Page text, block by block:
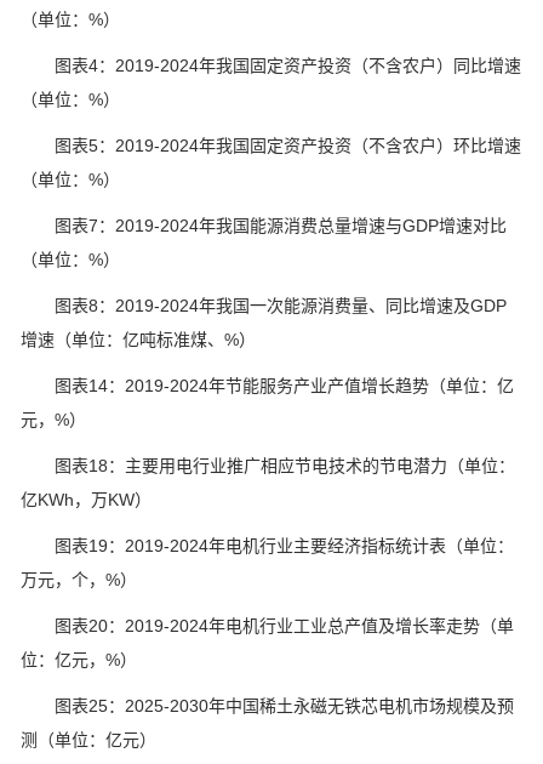
（单位：%）
图表4：2019-2024年我国固定资产投资（不含农户）同比增速
（单位：%）
图表5：2019-2024年我国固定资产投资（不含农户）环比增速
（单位：%）
图表7：2019-2024年我国能源消费总量增速与GDP增速对比
（单位：%）
图表8：2019-2024年我国一次能源消费量、同比增速及GDP
增速（单位：亿吨标准煤、%）
图表14：2019-2024年节能服务产业产值增长趋势（单位：亿
元，%）
图表18：主要用电行业推广相应节电技术的节电潜力（单位：
亿KWh，万KW）
图表19：2019-2024年电机行业主要经济指标统计表（单位：
万元，个，%）
图表20：2019-2024年电机行业工业总产值及增长率走势（单
位：亿元，%）
图表25：2025-2030年中国稀土永磁无铁芯电机市场规模及预
测（单位：亿元）